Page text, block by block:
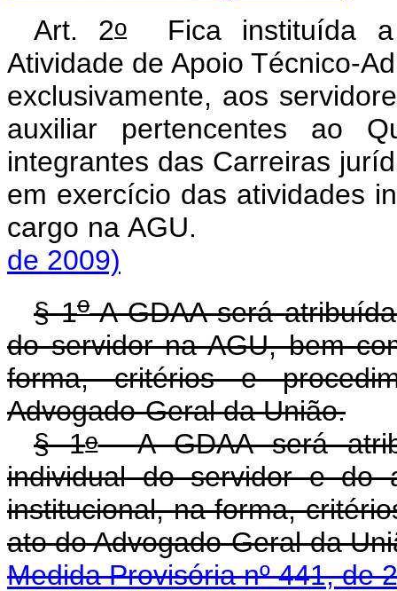
Art. 2oFica instituída a
Atividade de Apoio Técnico-
exclusivamente, aos
auxiliar pertencentes ao
integrantes das Carreiras
em exercício das atividades
cargo na AGU.
de 2009)
§ 1oA GDAA será
do servidor na AGU, bem
forma, critérios e
Advogado-Geral da União.
§ 1oA GDAA será
individual do servidor e do
institucional, na forma,
ato do Advogado-
Medida Provisória nº 441, de